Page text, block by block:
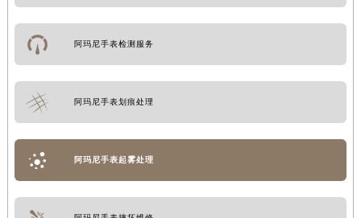
阿玛尼手表检测服务
阿玛尼手表划痕处理
阿玛尼手表起雾处理